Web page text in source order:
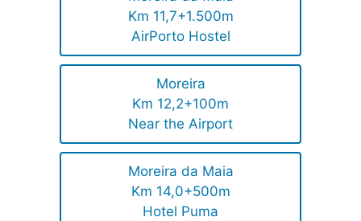
Km 11,7+1.500m
AirPorto Hostel
Moreira
Km 12,2+100m
Near the Airport
Moreira da Maia
Km 14,0+500m
Hotel Puma